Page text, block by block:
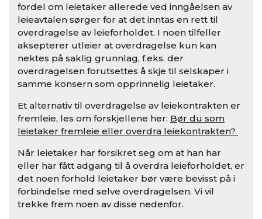
fordel om leietaker allerede ved inngåelsen av
leieavtalen sørger for at det inntas en rett til
overdragelse av leieforholdet. I noen tilfeller
aksepterer utleier at overdragelse kun kan
nektes på saklig grunnlag, f.eks. der
overdragelsen forutsettes å skje til selskaper i
samme konsern som opprinnelig leietaker.
Et alternativ til overdragelse av leiekontrakten er
fremleie, les om forskjellene her: Bør du som
leietaker fremleie eller overdra leiekontrakten?
Når leietaker har forsikret seg om at han har
eller har fått adgang til å overdra leieforholdet, er
det noen forhold leietaker bør være bevisst på i
forbindelse med selve overdragelsen. Vi vil
trekke frem noen av disse nedenfor.